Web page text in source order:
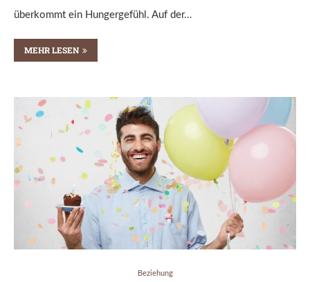
überkommt ein Hungergefühl. Auf der…
MEHR LESEN
Beziehung